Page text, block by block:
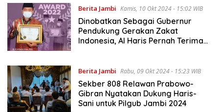
Berita Jambi Kamis, 10 Okt 2024 - 15:02 WIB
Dinobatkan Sebagai Gubernur
Pendukung Gerakan Zakat
Indonesia, Al Haris Pernah Terima
Berita Jambi Rabu, 09 Okt 2024 - 15:23 WIB
Sekber 808 Relawan Prabowo-
Gibran Nyatakan Dukung Haris-
Sani untuk Pilgub Jambi 2024